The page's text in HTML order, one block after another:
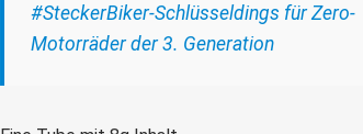
#SteckerBiker-Schlüsseldings für Zero-
Motorräder der 3. Generation